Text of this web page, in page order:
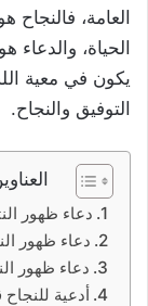
العامة،
الحياة،
يكون في معية
التوفيق والنجاح.
دعاء ظهور
دعاء ظهور
دعاء ظهور
أدعية